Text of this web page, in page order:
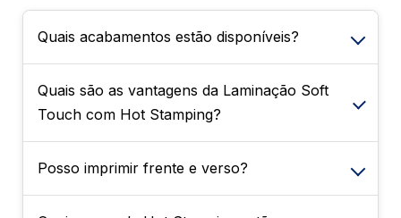
Quais acabamentos estão disponíveis?
É possível escolher entre Sem
Enobrecimento, Verniz Localizado na frente e
Laminação Soft Touch com Hot Stamping.
Esses acabamentos agregam sofisticação e
ajudam a destacar elementos importantes da
Quais são as vantagens da Laminação Soft
Touch com Hot Stamping?
Essa combinação oferece um toque
aveludado, maior proteção ao material e
Posso imprimir frente e verso?